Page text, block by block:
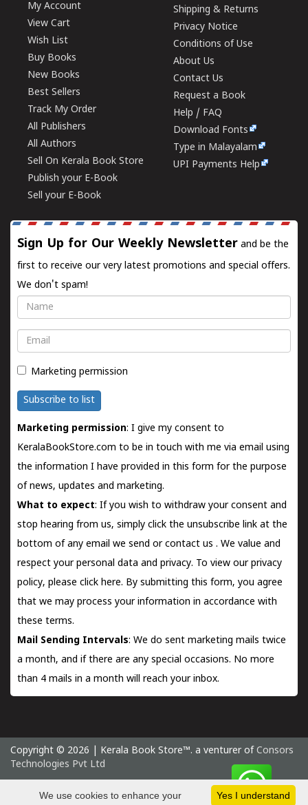
My Account
View Cart
Wish List
Buy Books
New Books
Best Sellers
Track My Order
All Publishers
All Authors
Sell On Kerala Book Store
Publish your E-Book
Sell your E-Book
Shipping & Returns
Privacy Notice
Conditions of Use
About Us
Contact Us
Request a Book
Help / FAQ
Download Fonts
Type in Malayalam
UPI Payments Help
Sign Up for Our Weekly Newsletter and be the
first to receive our very latest promotions and special offers.
We don't spam!
Name
Email
Marketing permission
Subscribe to list
Marketing permission: I give my consent to
KeralaBookStore.com to be in touch with me via email using
the information I have provided in this form for the purpose
of news, updates and marketing.
What to expect: If you wish to withdraw your consent and
stop hearing from us, simply click the unsubscribe link at the
bottom of any email we send orcontact us . We value and
respect your personal data and privacy. To view our privacy
policy, please click here. By submitting this form, you agree
that we may process your information in accordance with
these terms.
Mail Sending Intervals: We do sent marketing mails twice
a month, and if there are any special occasions. No more
than 4 mails in a month will reach your inbox.
Copyright © 2026 | Kerala Book Store™. a venturer of Consors
Technologies Pvt Ltd
Saturday 8 August, 2026 IST
Yes I understand
We use cookies to enhance your